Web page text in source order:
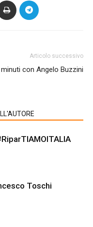
Articolo successivo
minuti con Angelo Buzzini
Toschi